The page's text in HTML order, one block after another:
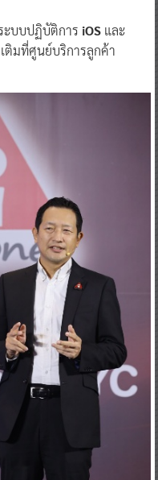
ะบบปฏิบัติการ iOSและ
ติมที่ศูนย์บริการลูกค้า